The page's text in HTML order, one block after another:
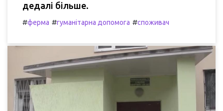
дедалі більше.
#ферма #гуманітарна допомога #споживач